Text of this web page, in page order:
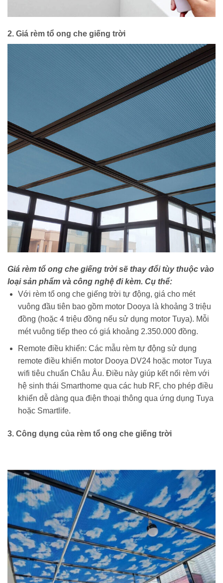
2. Giá rèm tổ ong che giếng trời
Giá rèm tổ ong che giếng trời sẽ thay đổi tùy thuộc vào
loại sản phẩm và công nghệ đi kèm. Cụ thể:
Với rèm tổ ong che giếng trời tự động, giá cho mét
vuông đầu tiên bao gồm motor Dooya là khoảng 3 triệu
đồng (hoặc 4 triệu đồng nếu sử dụng motor Tuya). Mỗi
mét vuông tiếp theo có giá khoảng 2.350.000 đồng.
Remote điều khiển: Các mẫu rèm tự động sử dụng
remote điều khiển motor Dooya DV24 hoặc motor Tuya
wifi tiêu chuẩn Châu Âu. Điều này giúp kết nối rèm với
hệ sinh thái Smarthome qua các hub RF, cho phép điều
khiển dễ dàng qua điện thoại thông qua ứng dụng Tuya
hoặc Smartlife.
3. Công dụng của rèm tổ ong che giếng trời